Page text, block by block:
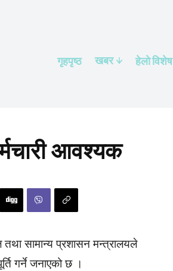
गृहपृष्ठ खबर हेलाे विशेष
आवश्यक
तथा सामान्य प्रशासन मन्त्रालयले
गर्ने जनाएको छ ।